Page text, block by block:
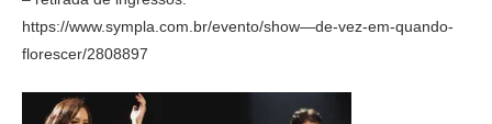
https://www.sympla.com.br/evento/show—de-vez-em-quando-
florescer/2808897